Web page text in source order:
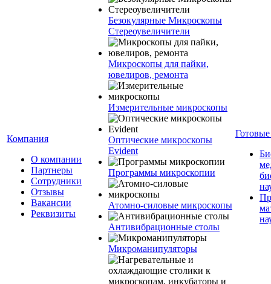
Компания
О компании
Партнеры
Сотрудники
Отзывы
Вакансии
Реквизиты
Безокулярные Микроскопы
Стереоувеличители
Микроскопы для пайки,
ювелиров, ремонта
Измерительные микроскопы
Оптические микроскопы
Evident
Программы микроскопии
Атомно-силовые микроскопы
Антивибрационные столы
Микроманипуляторы